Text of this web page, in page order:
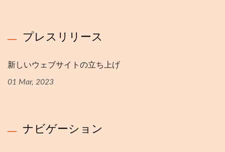
プレスリリース
新しいウェブサイトの立ち上げ
01 Mar, 2023
ナビゲーション